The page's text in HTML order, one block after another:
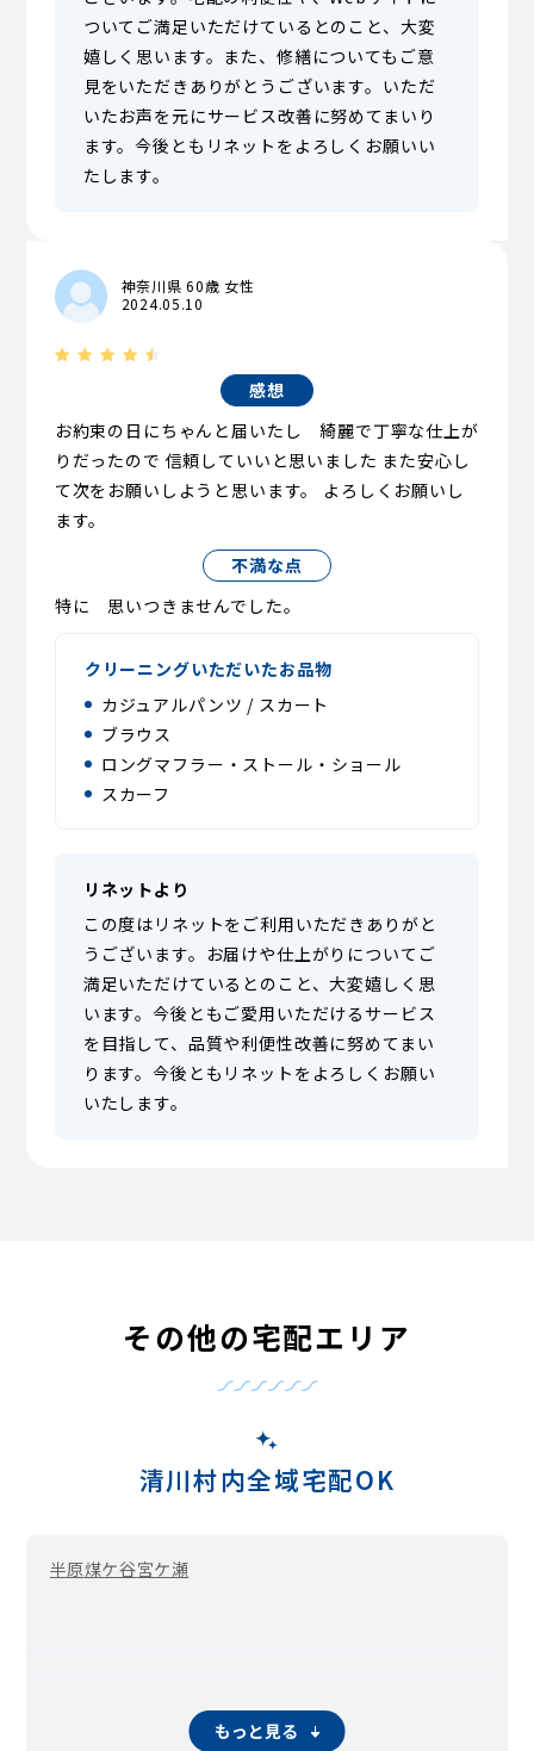
ついてご満足いただけているとのこと、大変
嬉しく思います。また、修繕についてもご意
見をいただきありがとうございます。いただ
いたお声を元にサービス改善に努めてまいり
ます。今後ともリネットをよろしくお願いい
たします。
神奈川県 60歳 女性
2024.05.10
感想
お約束の日にちゃんと届いたし 綺麗で丁寧な仕上が
りだったので 信頼していいと思いました また安心し
て次をお願いしようと思います。 よろしくお願いし
ます。
不満な点
特に 思いつきませんでした。
クリーニングいただいたお品物
カジュアルパンツ / スカート
ブラウス
ロングマフラー・ストール・ショール
スカーフ
リネットより
この度はリネットをご利用いただきありがと
うございます。お届けや仕上がりについてご
満足いただけているとのこと、大変嬉しく思
います。今後ともご愛用いただけるサービス
を目指して、品質や利便性改善に努めてまい
ります。今後ともリネットをよろしくお願い
いたします。
その他の宅配エリア
清川村内全域宅配OK
半原煤ケ谷宮ケ瀬
もっと見る